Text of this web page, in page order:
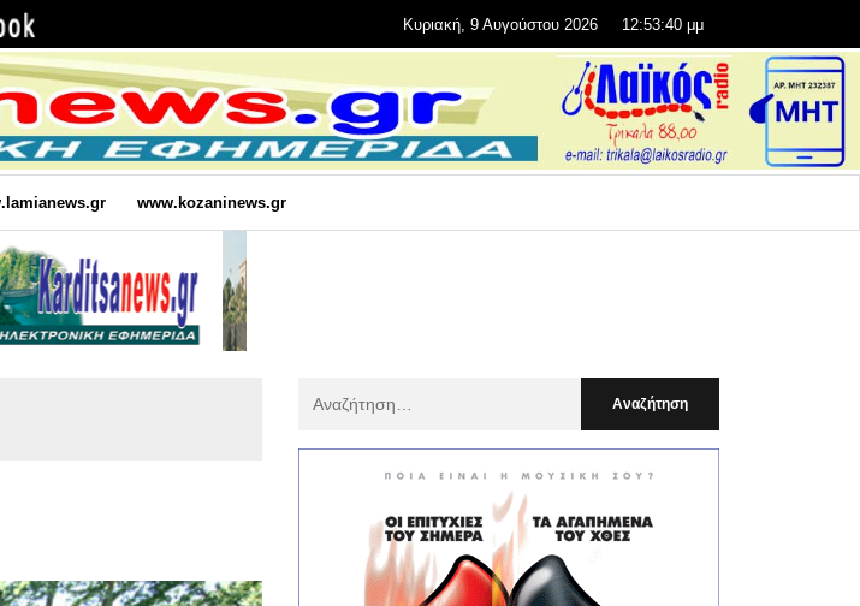
Κυριακή, 9 Αυγούστου 2026 12:53:41 μμ
www.kozaninews.gr
: